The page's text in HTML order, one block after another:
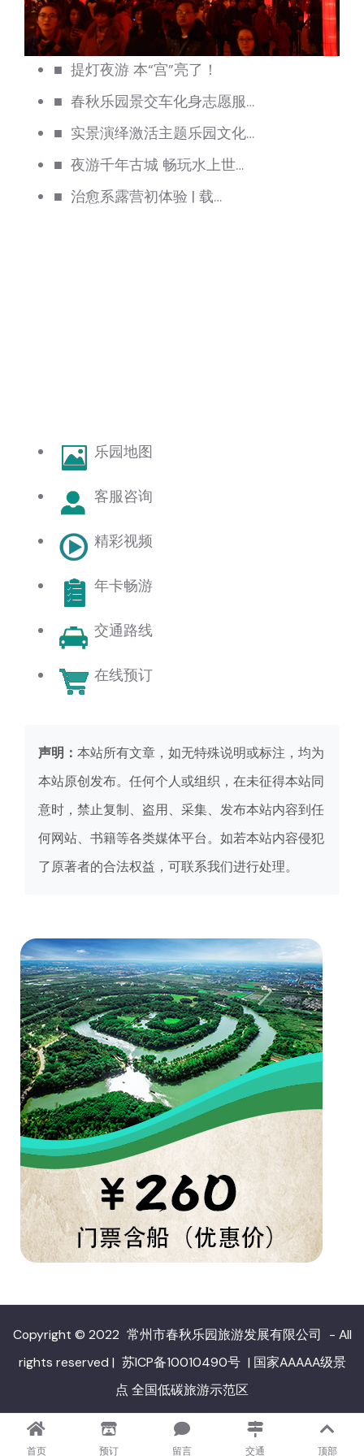
■ 提灯夜游 本“宫”亮了！
■ 春秋乐园景交车化身志愿服…
■ 实景演绎激活主题乐园文化…
■ 夜游千年古城 畅玩水上世…
■ 治愈系露营初体验 | 载…
乐园地图
客服咨询
精彩视频
年卡畅游
交通路线
在线预订
声明： 本站所有文章，如无特殊说明或标注，均为
本站原创发布。任何个人或组织，在未征得本站同
意时，禁止复制、盗用、采集、发布本站内容到任
何网站、书籍等各类媒体平台。如若本站内容侵犯
了原著者的合法权益，可联系我们进行处理。
Copyright © 2022 常州市春秋乐园旅游发展有限公司 - All
rights reserved | 苏ICP备10010490号 | 国家AAAAA级景
点 全国低碳旅游示范区
首页 预订 留言 交通 顶部